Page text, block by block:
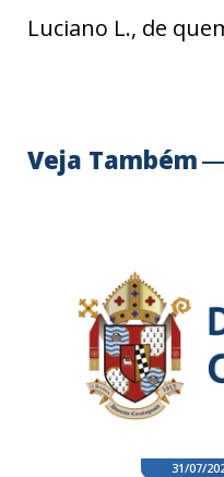
Luciano L., de
Veja Também
31/07/